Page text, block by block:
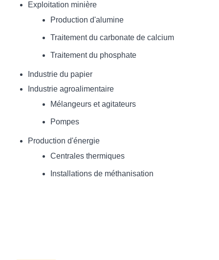
Exploitation minière
Production d'alumine
Traitement du carbonate de calcium
Traitement du phosphate
Industrie du papier
Industrie agroalimentaire
Mélangeurs et agitateurs
Pompes
Production d'énergie
Centrales thermiques
Installations de méthanisation